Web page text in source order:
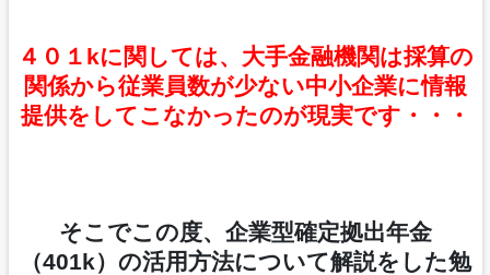
４０１kに関しては、大手金融機関は採算の
関係から従業員数が少ない中小企業に情報
提供をしてこなかったのが現実です・・・
そこでこの度、企業型確定拠出年金
（401k）の活用方法について解説をした勉